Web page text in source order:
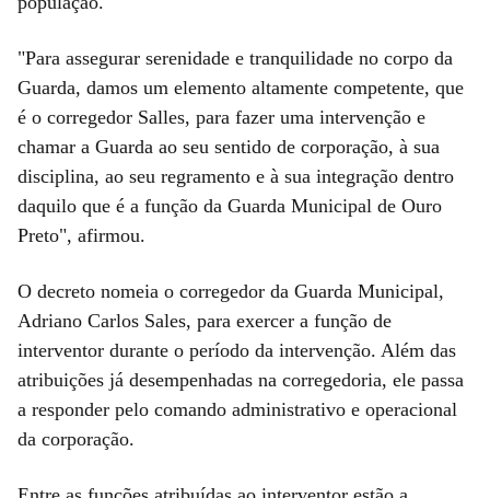
"Para assegurar serenidade e tranquilidade no corpo da
Guarda, damos um elemento altamente competente, que
é o corregedor Salles, para fazer uma intervenção e
chamar a Guarda ao seu sentido de corporação, à sua
disciplina, ao seu regramento e à sua integração dentro
daquilo que é a função da Guarda Municipal de Ouro
Preto", afirmou.
O decreto nomeia o corregedor da Guarda Municipal,
Adriano Carlos Sales, para exercer a função de
interventor durante o período da intervenção. Além das
atribuições já desempenhadas na corregedoria, ele passa
a responder pelo comando administrativo e operacional
da corporação.